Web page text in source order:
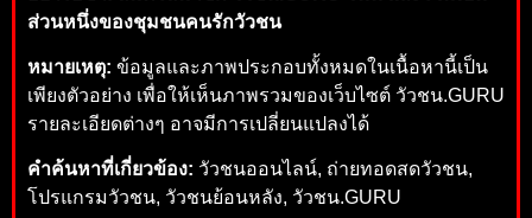
ส่วนหนึ่งของชุมชนคนรักวัวชน
หมายเหตุ: ข้อมูลและภาพประกอบทั้งหมดในเนื้อหานี้เป็น
เพียงตัวอย่าง เพื่อให้เห็นภาพรวมของเว็บไซต์ วัวชน.GURU
รายละเอียดต่างๆ อาจมีการเปลี่ยนแปลงได้
คำค้นหาที่เกี่ยวข้อง: วัวชนออนไลน์, ถ่ายทอดสดวัวชน,
โปรแกรมวัวชน, วัวชนย้อนหลัง, วัวชน.GURU